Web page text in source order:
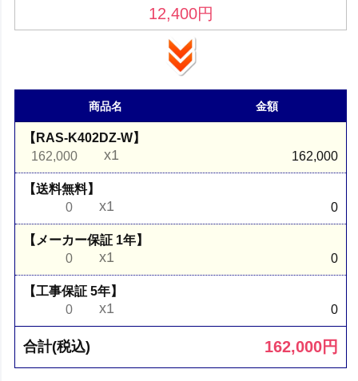
12,400円
商品名 金額
【RAS-K402DZ-W】
162,000
x1 162,000
【送料無料】
0
x1 0
【メーカー保証 1年】
0
x1 0
【工事保証 5年】
0
x1 0
合計(税込) 162,000円